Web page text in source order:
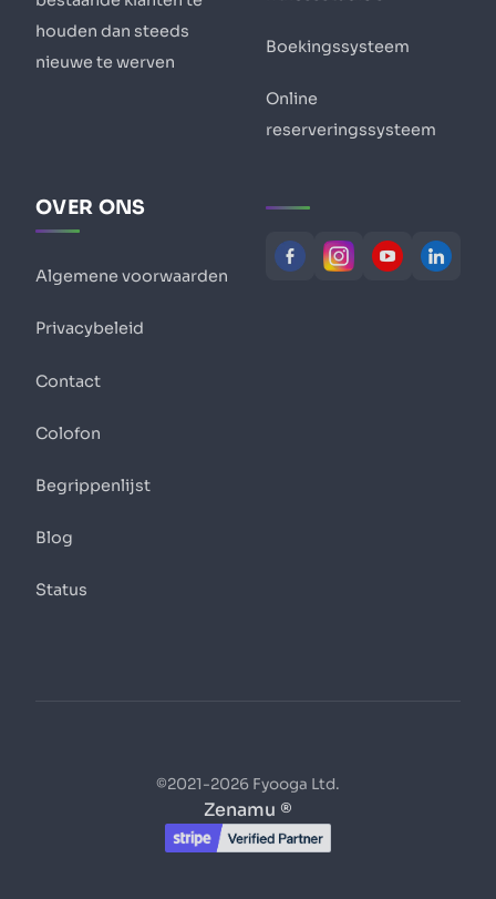
houden dan steeds
nieuwe te werven
Boekingssysteem
Online
reserveringssysteem
OVER ONS
Algemene voorwaarden
Privacybeleid
Contact
Colofon
Begrippenlijst
Blog
Status
©2021-2026 Fyooga Ltd.
Zenamu ®